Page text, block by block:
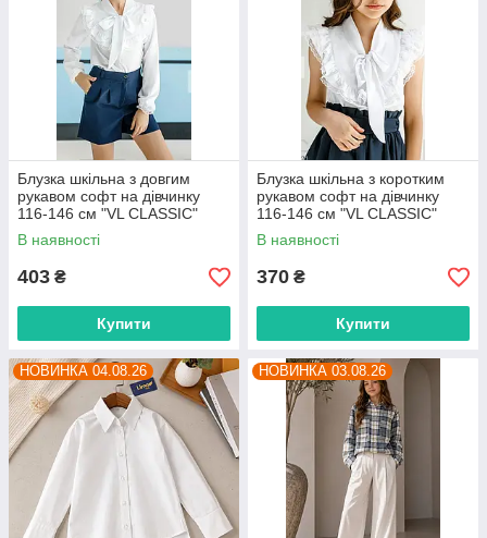
Блузка шкільна з довгим
рукавом софт на дівчинку
116-146 см "VL CLASSIC"
недорого від прямого
постачальника
В наявності
403 ₴
Купити
Блузка шкільна з коротким
рукавом софт на дівчинку
116-146 см "VL CLASSIC"
недорого від прямого
постачальника
В наявності
370 ₴
Купити
НОВИНКА 04.08.26 НОВИНКА 03.08.26